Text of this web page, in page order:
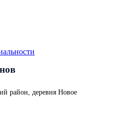
район, деревня Новое